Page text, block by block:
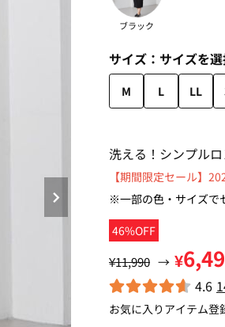
ブラック
サイズ： サイズを
M L LL
洗える！シンプル
46%OFF
【期間限定セール】
※一部の色・サイズで
¥11,990 → ¥
4.6
お気に入りアイテム登